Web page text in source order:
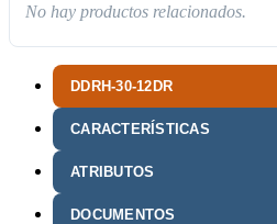
DDRH-30-12DR
CARACTERÍSTICAS
ATRIBUTOS
DOCUMENTOS
No hay productos relacionados.